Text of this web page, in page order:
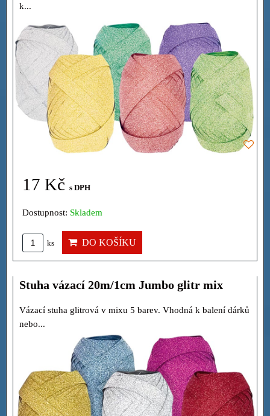
k...
17 Kč s DPH
Dostupnost: Skladem
ks DO KOŠÍKU
Stuha vázací 20m/1cm Jumbo glitr mix
Vázací stuha glitrová v mixu 5 barev. Vhodná k balení dárků
nebo...